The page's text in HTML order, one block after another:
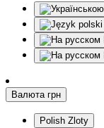
Валюта грн
Polish Zloty